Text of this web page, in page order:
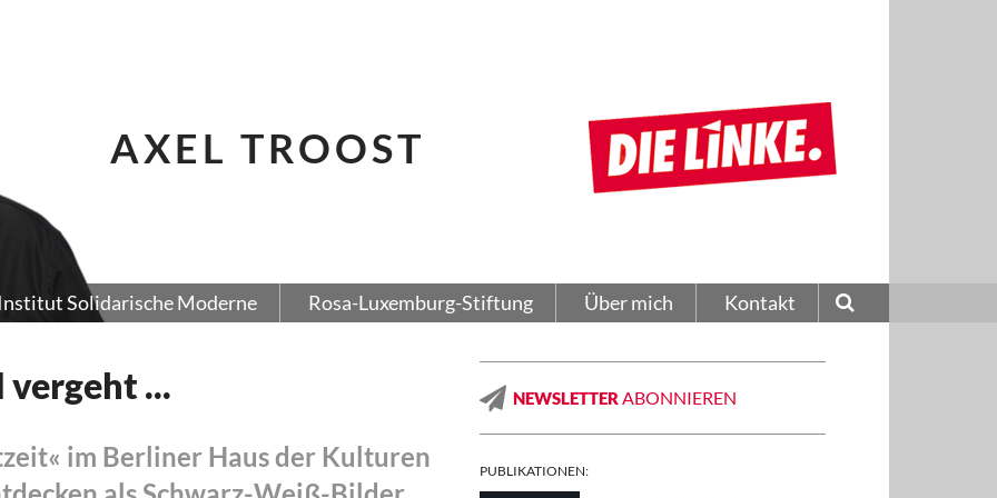
AXEL TROOST
Solidarische Moderne Rosa-Luxemburg-Stiftung Über mich Kontakt
vergeht ...
im Berliner Haus der Kulturen
NEWSLETTER ABONNIEREN
PUBLIKATIONEN: